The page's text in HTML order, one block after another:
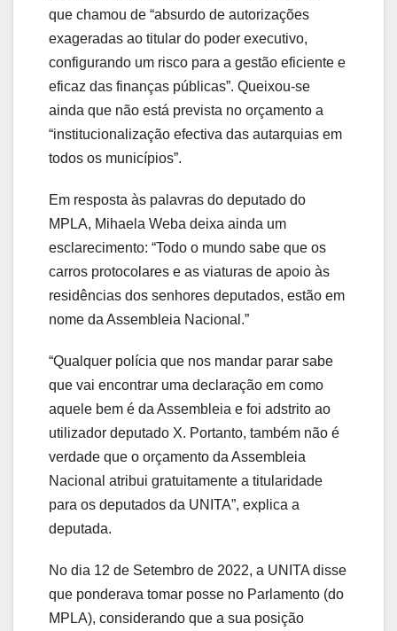
que chamou de “absurdo de autorizações
exageradas ao titular do poder executivo,
configurando um risco para a gestão eficiente e
eficaz das finanças públicas”. Queixou-se
ainda que não está prevista no orçamento a
“institucionalização efectiva das autarquias em
todos os municípios”.
Em resposta às palavras do deputado do
MPLA, Mihaela Weba deixa ainda um
esclarecimento: “Todo o mundo sabe que os
carros protocolares e as viaturas de apoio às
residências dos senhores deputados, estão em
nome da Assembleia Nacional.”
“Qualquer polícia que nos mandar parar sabe
que vai encontrar uma declaração em como
aquele bem é da Assembleia e foi adstrito ao
utilizador deputado X. Portanto, também não é
verdade que o orçamento da Assembleia
Nacional atribui gratuitamente a titularidade
para os deputados da UNITA”, explica a
deputada.
No dia 12 de Setembro de 2022, a UNITA disse
que ponderava tomar posse no Parlamento (do
MPLA), considerando que a sua posição